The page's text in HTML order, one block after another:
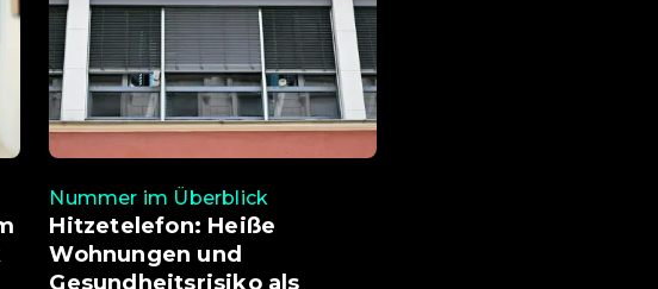
Nummer im Überblick
Hitzetelefon: Heiße
Wohnungen und
Gesundheitsrisiko als